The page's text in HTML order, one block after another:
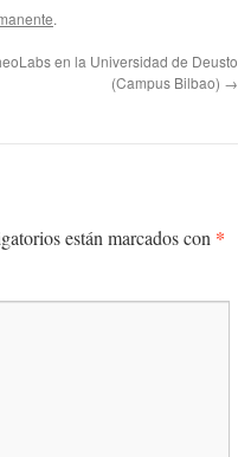
.
en la Universidad de Deusto
(Campus Bilbao) →
están marcados con *